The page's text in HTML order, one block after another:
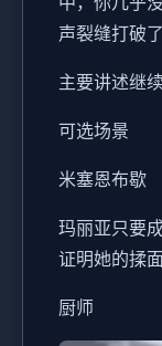
声裂缝打破
主要讲述继
可选场景
米塞恩布歇
玛丽亚只要
证明她的揉
厨师